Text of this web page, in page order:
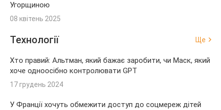
Угорщиною
08 квітень 2025
Технології Ще
Хто правий: Альтман, який бажає заробити, чи Маск, який
хоче одноосібно контролювати GPT
17 грудень 2024
У Франції хочуть обмежити доступ до соцмереж дітей